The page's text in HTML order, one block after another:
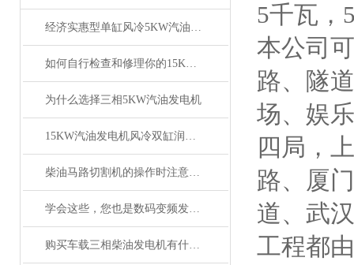
经济实惠型单缸风冷5KW汽油发电机配置
如何自行检查和修理你的15KW汽油发电机
为什么选择三相5KW汽油发电机
15KW汽油发电机风冷双缸润通动力电压380/220V
柴油马路切割机的操作时注意事项
学会这些，您也是数码变频发电机“维修员”
购买车载三相柴油发电机有什么需要注意的地方
5千瓦，
本公司
路、隧
场、娱
四局，
路、厦
道、武
工程都